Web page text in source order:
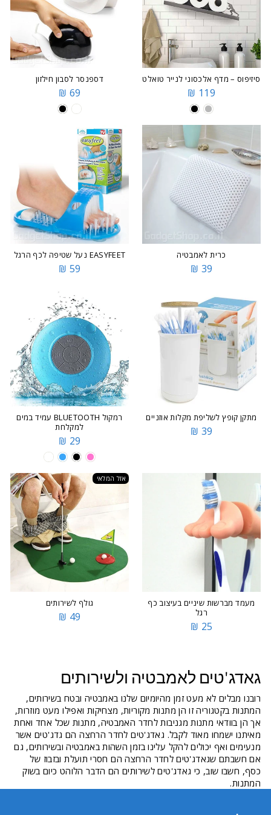
סיזיפוס – מדף אלכסוני לנייר טואלט
119 ₪
דספנסר לסבון חילזון
69 ₪
כרית לאמבטיה
39 ₪
EASYFEET נעל שטיפה לכף הרגל
59 ₪
מתקן קופץ לשליפת מקלות אוזניים
39 ₪
רמקול BLUETOOTH עמיד במים
למקלחת
29 ₪
מעמד מברשות שיניים בעיצוב כף
רגל
25 ₪
אזל המלאי
גולף לשירותים
49 ₪
גאדג'טים לאמבטיה ולשירותים
רובנו מבלים לא מעט זמן מהיומיום שלנו באמבטיה ובטח בשירותים,
המתנות בקטגוריה זו הן מתנות מקוריות, מצחיקות ואפילו מעט מוזרות,
אך הן בוודאי מתנות מגניבות לחדר האמבטיה, מתנות שכל אחד ואחת
מאיתנו ישמחו מאוד לקבל. גאדג'טים לחדר הרחצה הם גדג'טים אשר
מנעימים ואף יכולים להקל עלינו בזמן השהות באמבטיה ובשירותים, גם
אם חשבתם שגאדג'טים לחדר הרחצה הם חסרי תועלת ובזבוז של
כסף, חשבו שוב, כי גאדג'טים לשירותים הם הדבר הלוהט כיום בשוק
המתנות.